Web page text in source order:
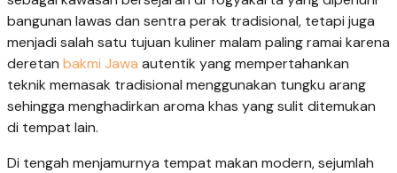
bangunan lawas dan sentra perak tradisional, tetapi juga
menjadi salah satu tujuan kuliner malam paling ramai karena
deretan bakmi Jawa autentik yang mempertahankan
teknik memasak tradisional menggunakan tungku arang
sehingga menghadirkan aroma khas yang sulit ditemukan
di tempat lain.
Di tengah menjamurnya tempat makan modern, sejumlah